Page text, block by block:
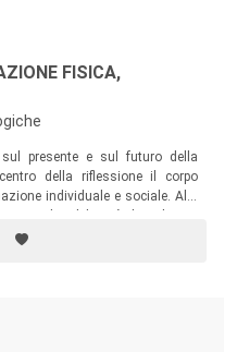
sull’educare. I testi
di classici consentono di
contesti, modalità
educativa evidenziando
interventi che modificano
e di chi forma.
dell’azione educativa,
e ai modi di valutarla, alle
teorici sottesi ai
e originalità della
la sua nascita dalla (e la
FISICA,
sul presente e sul futuro della
della riflessione il corpo
individuale e sociale. Alla
fuori e dentro la scuola, tra
e giochi regolati.